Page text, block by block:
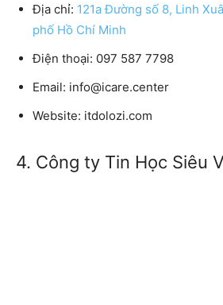
Địa chỉ: 121a Đường số 8, Linh
phố Hồ Chí Minh
Điện thoại: 097 587 7798
Email: info@icare.center
Website: itdolozi.com
4. Công ty Tin Học Siêu